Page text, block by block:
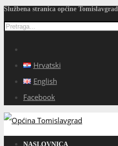
Službena stranica općine Tomislavgrad
Hrvatski
English
Facebook
NASLOVNICA